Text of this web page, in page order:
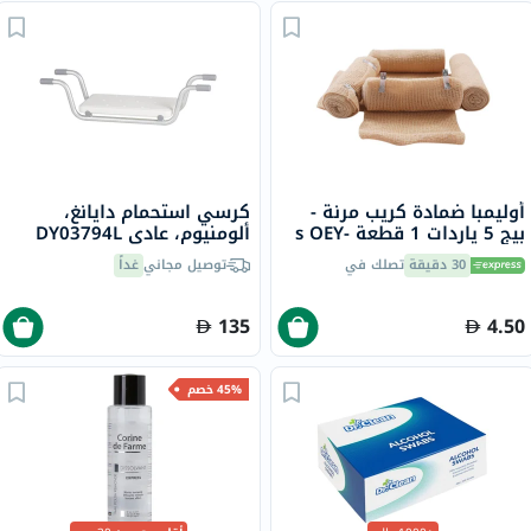
أوليمبا ضمادة كريب مرنة -
بيج 5 ياردات 1 قطعة s OEY-
111-4 30 دقيقة تصلك في
4.50
كرسي استحمام دايانغ،
ألومنيوم، عادي DY03794L
توصيل مجانيغداً
135
45% خصم